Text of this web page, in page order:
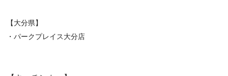
【大分県】
・パークプレイス大分店